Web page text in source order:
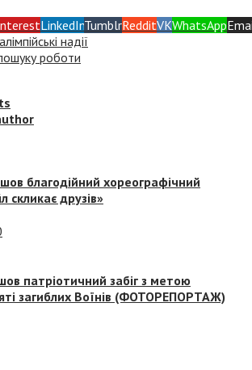
LinkedInTumblrRedditVKWhatsApp
надії
роботи
благодійний хореографічний
скликає друзів»
патріотичний забіг з метою
загиблих Воїнів (ФОТОРЕПОРТАЖ)